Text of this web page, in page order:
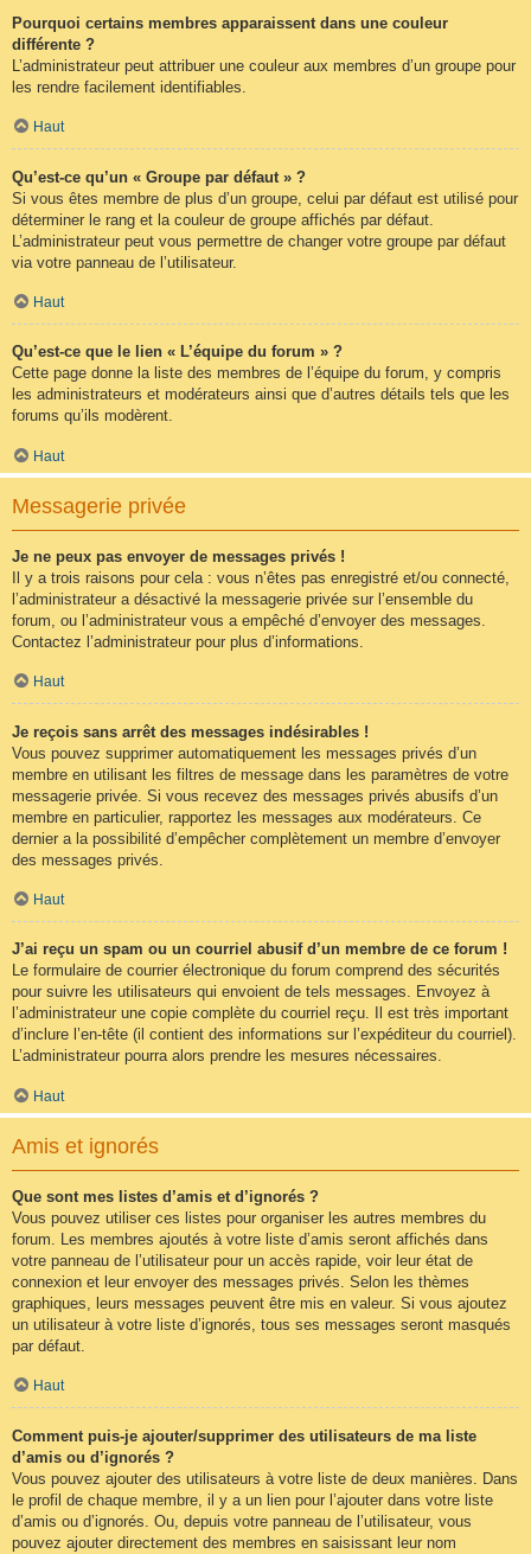
Pourquoi certains membres apparaissent dans une couleur
différente ?
L’administrateur peut attribuer une couleur aux membres d’un groupe pour
les rendre facilement identifiables.
Haut
Qu’est-ce qu’un « Groupe par défaut » ?
Si vous êtes membre de plus d’un groupe, celui par défaut est utilisé pour
déterminer le rang et la couleur de groupe affichés par défaut.
L’administrateur peut vous permettre de changer votre groupe par défaut
via votre panneau de l’utilisateur.
Haut
Qu’est-ce que le lien « L’équipe du forum » ?
Cette page donne la liste des membres de l’équipe du forum, y compris
les administrateurs et modérateurs ainsi que d’autres détails tels que les
forums qu’ils modèrent.
Haut
Messagerie privée
Je ne peux pas envoyer de messages privés !
Il y a trois raisons pour cela : vous n’êtes pas enregistré et/ou connecté,
l’administrateur a désactivé la messagerie privée sur l’ensemble du
forum, ou l’administrateur vous a empêché d’envoyer des messages.
Contactez l’administrateur pour plus d’informations.
Haut
Je reçois sans arrêt des messages indésirables !
Vous pouvez supprimer automatiquement les messages privés d’un
membre en utilisant les filtres de message dans les paramètres de votre
messagerie privée. Si vous recevez des messages privés abusifs d’un
membre en particulier, rapportez les messages aux modérateurs. Ce
dernier a la possibilité d’empêcher complètement un membre d’envoyer
des messages privés.
Haut
J’ai reçu un spam ou un courriel abusif d’un membre de ce forum !
Le formulaire de courrier électronique du forum comprend des sécurités
pour suivre les utilisateurs qui envoient de tels messages. Envoyez à
l’administrateur une copie complète du courriel reçu. Il est très important
d’inclure l’en-tête (il contient des informations sur l’expéditeur du courriel).
L’administrateur pourra alors prendre les mesures nécessaires.
Haut
Amis et ignorés
Que sont mes listes d’amis et d’ignorés ?
Vous pouvez utiliser ces listes pour organiser les autres membres du
forum. Les membres ajoutés à votre liste d’amis seront affichés dans
votre panneau de l’utilisateur pour un accès rapide, voir leur état de
connexion et leur envoyer des messages privés. Selon les thèmes
graphiques, leurs messages peuvent être mis en valeur. Si vous ajoutez
un utilisateur à votre liste d’ignorés, tous ses messages seront masqués
par défaut.
Haut
Comment puis-je ajouter/supprimer des utilisateurs de ma liste
d’amis ou d’ignorés ?
Vous pouvez ajouter des utilisateurs à votre liste de deux manières. Dans
le profil de chaque membre, il y a un lien pour l’ajouter dans votre liste
d’amis ou d’ignorés. Ou, depuis votre panneau de l’utilisateur, vous
pouvez ajouter directement des membres en saisissant leur nom